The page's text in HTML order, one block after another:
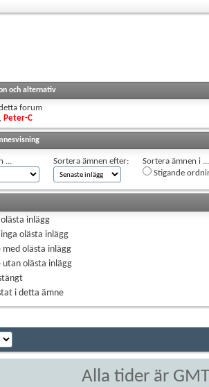
och alternativ
forum
, Peter-C
... Sortera ämnen efter:
Sortera ämnen i ...
Stigande
olästa inlägg
inga olästa inlägg
med olästa inlägg
utan olästa inlägg
i detta ämne
Alla tider är